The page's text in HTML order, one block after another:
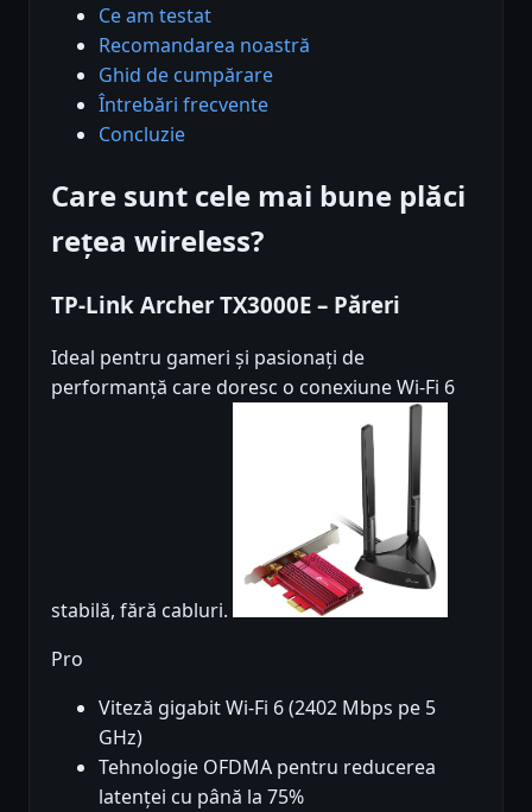
Ce am testat
Recomandarea noastră
Ghid de cumpărare
Întrebări frecvente
Concluzie
Care sunt cele mai bune plăci
rețea wireless?
TP-Link Archer TX3000E – Păreri
Ideal pentru gameri și pasionați de
performanță care doresc o conexiune Wi-Fi 6
stabilă, fără cabluri.
Pro
Viteză gigabit Wi-Fi 6 (2402 Mbps pe 5
GHz)
Tehnologie OFDMA pentru reducerea
latenței cu până la 75%